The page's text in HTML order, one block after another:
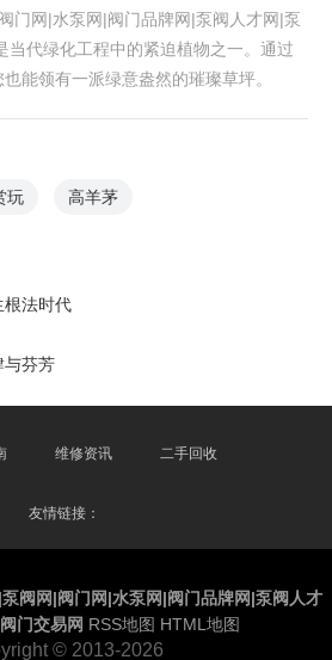
门网|水泵网|阀门品牌网|泵阀人才网|泵
当代绿化工程中的紧迫植物之一。通过
能领有一派绿意盎然的璀璨草坪。
玩 高羊茅
根法时代
与芬芳
维修资讯 二手回收
友情链接：
阀网|阀门网|水泵网|阀门品牌网|泵阀人才
门交易网 RSS地图 HTML地图
© 2013-2026